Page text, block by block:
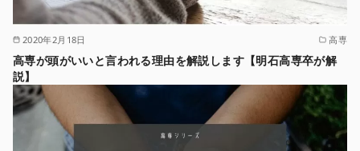
2020年2月18日 高専
高専が頭がいいと言われる理由を解説します【明石高専卒が解
説】